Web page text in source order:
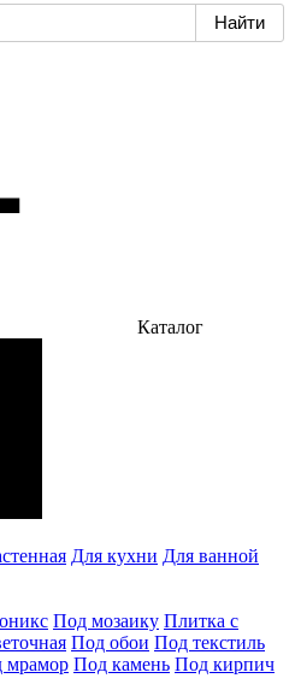
Каталог
Для кухни Для ванной
Под мозаику Плитка с
Под обои Под текстиль
мрамор Под камень Под кирпич